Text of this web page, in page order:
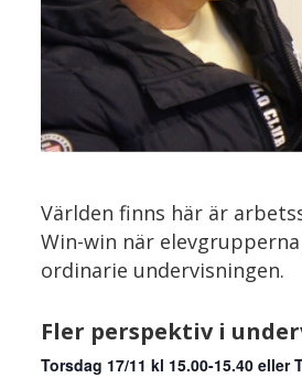
Världen finns här är
Win-win när
ordinarie undervisningen.
Fler perspektiv i
Torsdag 17/11 kl 15.00-15.40 eller